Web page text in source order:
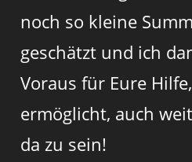
noch so kleine
geschätzt und ich
Voraus für Eure
ermöglicht, auch
da zu sein!